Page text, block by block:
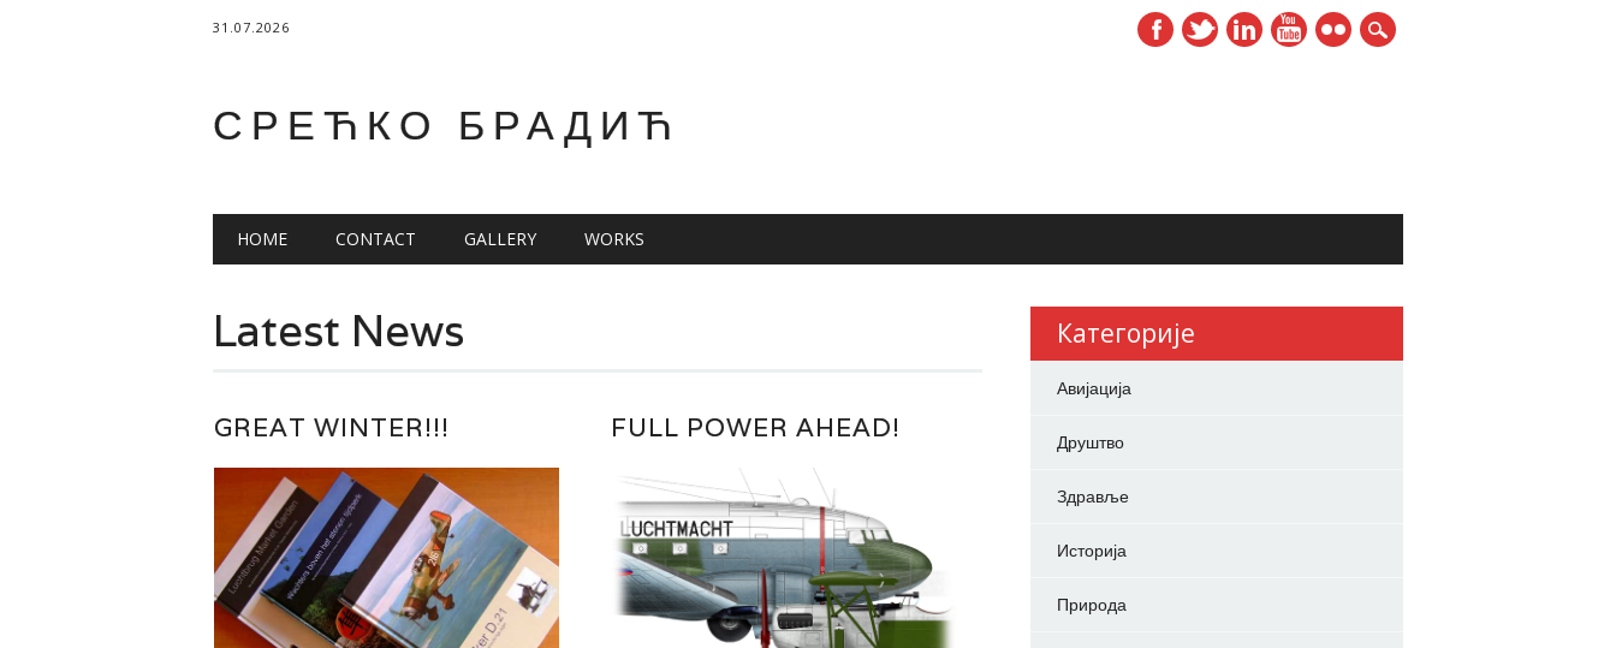
31.07.2026
СРЕЋКО БРАДИЋ
Main menu
HOME CONTACT GALLERY WORKS
Latest News
GREAT WINTER!!! FULL POWER AHEAD!
Категорије
Авијација
Друштво
Здравље
Историја
Природа